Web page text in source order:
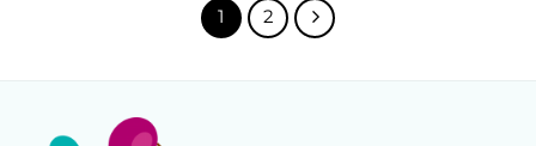
1 2